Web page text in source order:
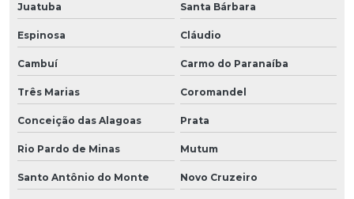
Juatuba Santa Bárbara
Espinosa Cláudio
Cambuí Carmo do Paranaíba
Três Marias Coromandel
Conceição das Alagoas Prata
Rio Pardo de Minas Mutum
Santo Antônio do Monte Novo Cruzeiro